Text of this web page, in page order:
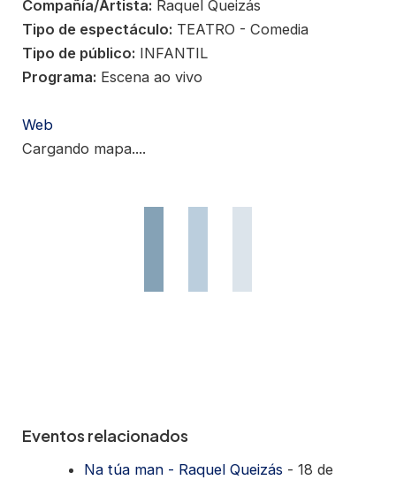
Compañía/Artista: Raquel Queizás
Tipo de espectáculo: TEATRO - Comedia
Tipo de público: INFANTIL
Programa: Escena ao vivo
Web
Cargando mapa....
Eventos relacionados
Na túa man - Raquel Queizás - 18 de